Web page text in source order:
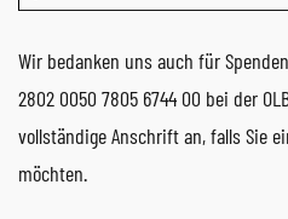
Wir bedanken uns auch für
2802 0050 7805 6744 00 bei der
vollständige Anschrift an, falls Sie
möchten.